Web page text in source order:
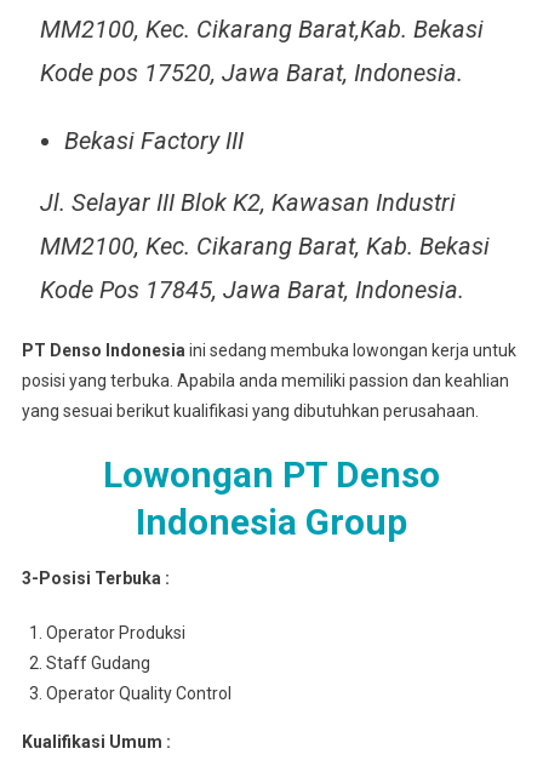
MM2100, Kec. Cikarang Barat,Kab. Bekasi
Kode pos 17520, Jawa Barat, Indonesia.
Bekasi Factory III
Jl. Selayar III Blok K2, Kawasan Industri
MM2100, Kec. Cikarang Barat, Kab. Bekasi
Kode Pos 17845, Jawa Barat, Indonesia.
PT Denso Indonesia ini sedang membuka lowongan kerja untuk
posisi yang terbuka. Apabila anda memiliki passion dan keahlian
yang sesuai berikut kualifikasi yang dibutuhkan perusahaan.
Lowongan PT Denso
Indonesia Group
3-Posisi Terbuka :
Operator Produksi
Staff Gudang
Operator Quality Control
Kualifikasi Umum :